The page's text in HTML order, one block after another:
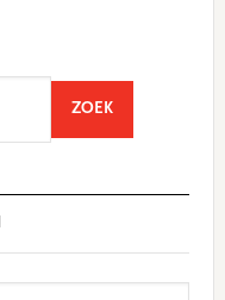
ZOEKSEARCH